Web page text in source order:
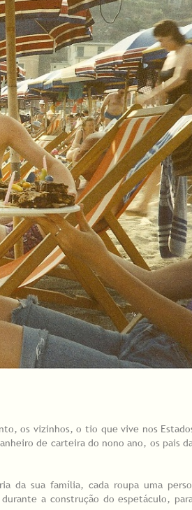
os vizinhos, o tio que vive nos
de carteira do nono ano, os pais
da sua família, cada roupa uma
a construção do espetáculo,